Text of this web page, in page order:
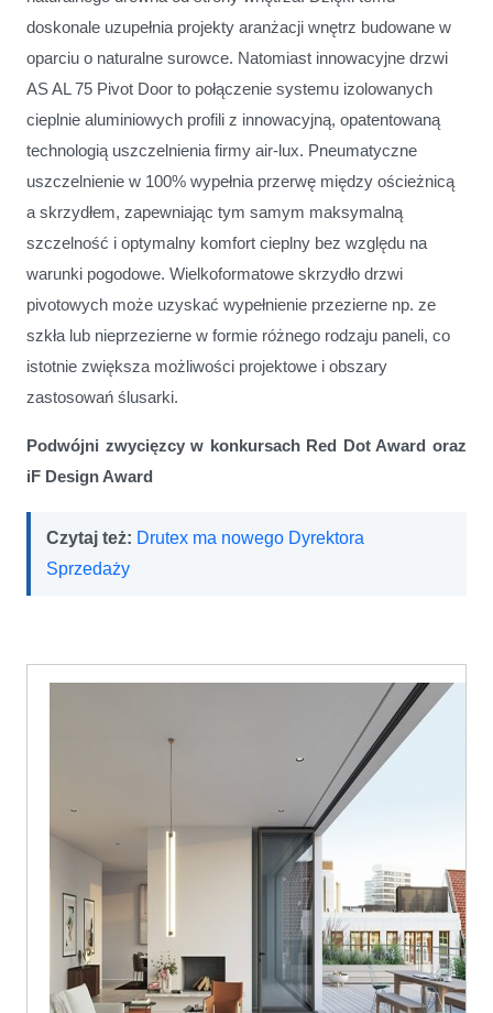
doskonale uzupełnia projekty aranżacji wnętrz budowane w
oparciu o naturalne surowce. Natomiast innowacyjne drzwi
AS AL 75 Pivot Door to połączenie systemu izolowanych
cieplnie aluminiowych profili z innowacyjną, opatentowaną
technologią uszczelnienia firmy air-lux. Pneumatyczne
uszczelnienie w 100% wypełnia przerwę między ościeżnicą
a skrzydłem, zapewniając tym samym maksymalną
szczelność i optymalny komfort cieplny bez względu na
warunki pogodowe. Wielkoformatowe skrzydło drzwi
pivotowych może uzyskać wypełnienie przezierne np. ze
szkła lub nieprzezierne w formie różnego rodzaju paneli, co
istotnie zwiększa możliwości projektowe i obszary
zastosowań ślusarki.
Podwójni zwycięzcy w konkursach Red Dot Award oraz
iF Design Award
Czytaj też: Drutex ma nowego Dyrektora
Sprzedaży